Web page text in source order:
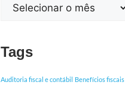
Tags
Auditoria fiscal e contábil Benefícios fiscais